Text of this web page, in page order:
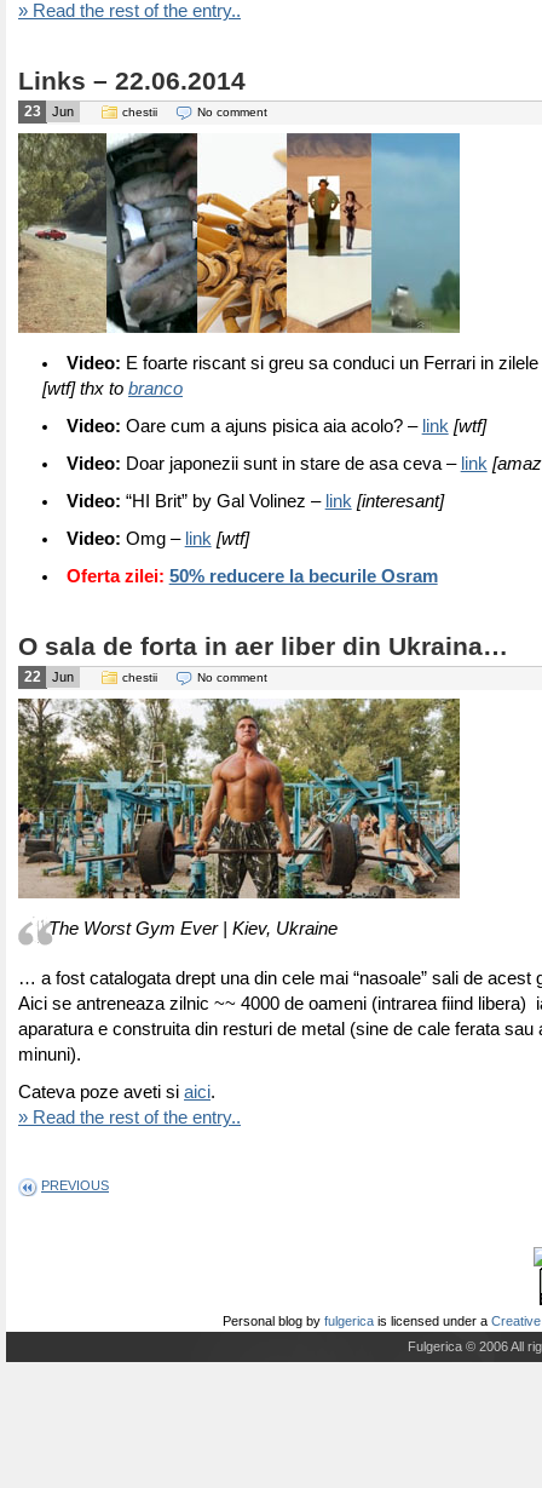
» Read the rest of the entry..
Links – 22.06.2014
23 Jun chestii No comment
Video: E foarte riscant si greu sa conduci un Ferrari in
[wtf] thx to branco
Video: Oare cum a ajuns pisica aia acolo? – link [wtf]
Video: Doar japonezii sunt in stare de asa ceva – link
Video: “HI Brit” by Gal Volinez – link [interesant]
Video: Omg – link [wtf]
Oferta zilei: 50% reducere la becurile Osram
O sala de forta in aer liber din Ukraina…
22 Jun chestii No comment
The Worst Gym Ever | Kiev, Ukraine
… a fost catalogata drept una din cele mai “nasoale” sali de acest
Aici se antreneaza zilnic ~~ 4000 de oameni (intrarea fiind libera)
aparatura e construita din resturi de metal (sine de cale ferata sau
minuni).
Cateva poze aveti si aici.
» Read the rest of the entry..
PREVIOUS
Personal blog by fulgerica is licensed under a
Fulgerica © 2006 All